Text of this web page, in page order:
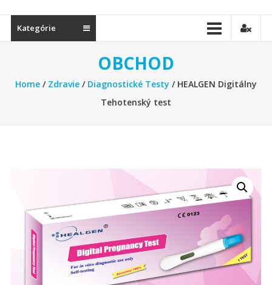
Kategórie
OBCHOD
Home/ Zdravie/ Diagnostické Testy / HEALGEN Digitálny
Tehotenský test